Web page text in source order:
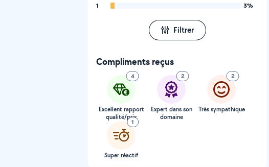
1
3%
Filtrer
Compliments reçus
4
Excellent rapport
qualité/prix
2
Expert dans son
domaine
2
Très sympathique
1
Super réactif